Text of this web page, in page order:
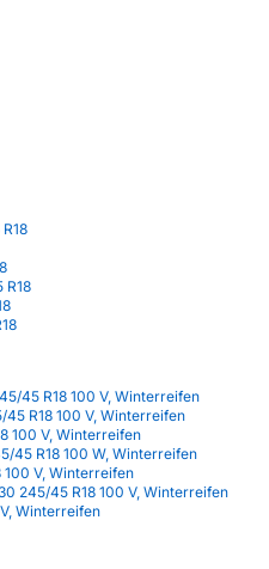
R18
45 R18 100 V, Winterreifen
R18 100 V, Winterreifen
100 V, Winterreifen
45 R18 100 W, Winterreifen
100 V, Winterreifen
245/45 R18 100 V, Winterreifen
Winterreifen